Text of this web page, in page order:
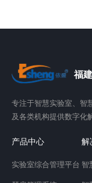
福
专注于智慧实验室、智
及各类机构提供数字化
产品中心
实验室综合管理平台
解
智